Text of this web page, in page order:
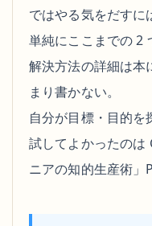
ではやる気をだすに
単純にここまでの 2
解決方法の詳細は本
まり書かない。
自分が目標・目的を
試してよかったのは
ニアの知的生産術」